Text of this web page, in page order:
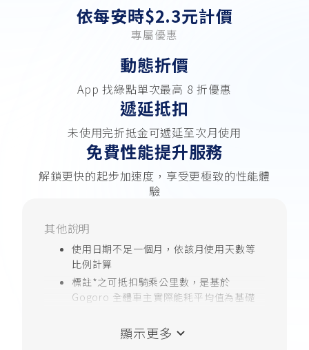
依每安時$2.3元計價
專屬優惠
動態折價
App 找綠點單次最高 8 折優惠
遞延抵扣
未使用完折抵金可遞延至次月使用
免費性能提升服務
解鎖更快的起步加速度，享受更極致的性能體
驗
其他說明
使用日期不足一個月，依該月使用天數等
比例計算
標註*之可抵扣騎乘公里數，是基於
Gogoro 全體車主實際能耗平均值為基礎
與使用習慣不同而有所區別， 試算公式詳
見 Gogoro Network® 網站：支援服務 / 常
顯示更多